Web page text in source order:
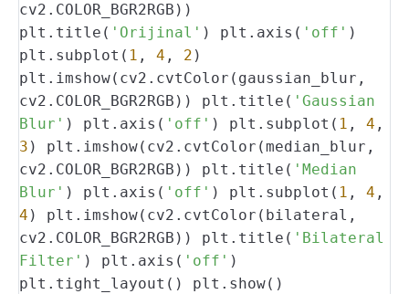
cv2.COLOR_BGR2RGB))
plt.title( 'Orijinal' ) plt.axis( 'off' )
plt.subplot( 1 , 4 , 2 )
plt.imshow(cv2.cvtColor(gaussian_blur,
cv2.COLOR_BGR2RGB))
plt.title( 'Gaussian
Blur' ) plt.axis( 'off' ) plt.subplot( 1 , 4 ,
3 )
plt.imshow(cv2.cvtColor(median_blur,
cv2.COLOR_BGR2RGB))
plt.title( 'Median
Blur' ) plt.axis( 'off' ) plt.subplot( 1 , 4 ,
4 )
plt.imshow(cv2.cvtColor(bilateral,
cv2.COLOR_BGR2RGB))
plt.title( 'Bilateral
Filter' ) plt.axis( 'off' )
plt.tight_layout()
plt.show()